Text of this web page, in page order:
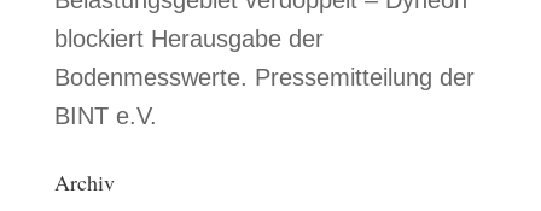
blockiert Herausgabe der
Bodenmesswerte. Pressemitteilung der
BINT e.V.
Archiv